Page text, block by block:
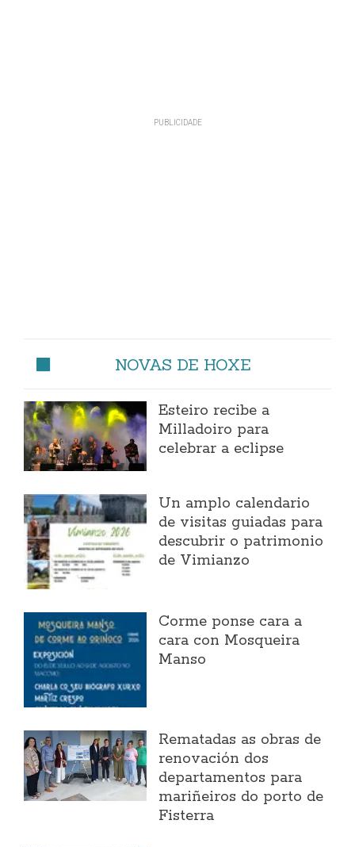
NOVAS DE HOXE
Esteiro recibe a
Milladoiro para
celebrar a eclipse
Un amplo calendario
de visitas guiadas para
descubrir o patrimonio
de Vimianzo
Corme ponse cara a
cara con Mosqueira
Manso
Rematadas as obras de
renovación dos
departamentos para
mariñeiros do porto de
Fisterra